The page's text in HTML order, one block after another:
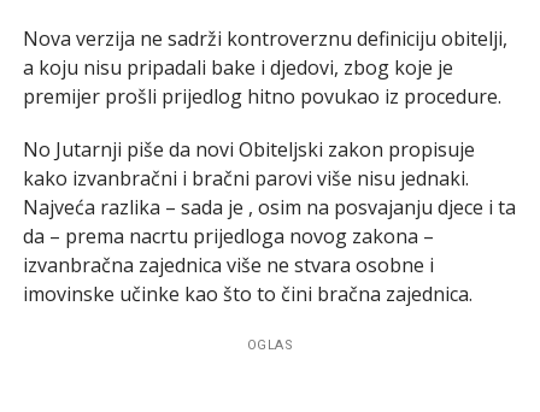
Nova verzija ne sadrži kontroverznu definiciju obitelji,
a koju nisu pripadali bake i djedovi, zbog koje je
premijer prošli prijedlog hitno povukao iz procedure.
No Jutarnji piše da novi Obiteljski zakon propisuje
kako izvanbračni i bračni parovi više nisu jednaki.
Najveća razlika – sada je , osim na posvajanju djece i ta
da – prema nacrtu prijedloga novog zakona –
izvanbračna zajednica više ne stvara osobne i
imovinske učinke kao što to čini bračna zajednica.
OGLAS